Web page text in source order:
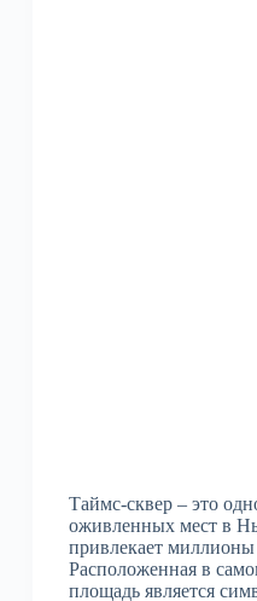
Таймс-сквер – это
оживленных мест в
привлекает миллионы
Расположенная в
площадь является